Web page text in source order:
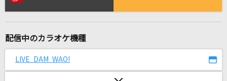
HELLO -JP Ver.-
配信中のカラオケ機種
LIVE DAM WAO!